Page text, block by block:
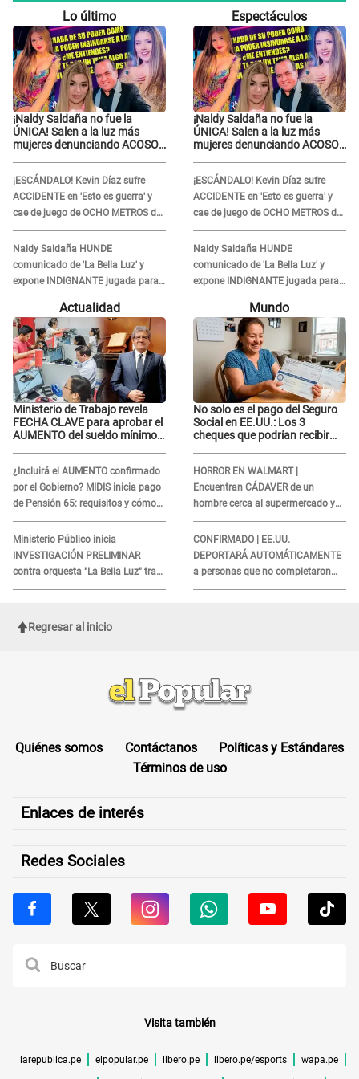
Lo último
¡Naldy Saldaña no fue la
ÚNICA! Salen a la luz más
mujeres denunciando ACOSO
¡ESCÁNDALO! Kevin Díaz sufre
ACCIDENTE en 'Esto es guerra' y
cae de juego de OCHO METROS de
altura: "La colchoneta se rompe..."
Naldy Saldaña HUNDE
comunicado de 'La Bella Luz' y
expone INDIGNANTE jugada para
DEFENDER a director: "Que he
tenido algo..."
Espectáculos
¡Naldy Saldaña no fue la
ÚNICA! Salen a la luz más
mujeres denunciando ACOSO
¡ESCÁNDALO! Kevin Díaz sufre
ACCIDENTE en 'Esto es guerra' y
cae de juego de OCHO METROS de
altura: "La colchoneta se rompe..."
Naldy Saldaña HUNDE
comunicado de 'La Bella Luz' y
expone INDIGNANTE jugada para
DEFENDER a director: "Que he
tenido algo..."
Actualidad
Ministerio de Trabajo revela
FECHA CLAVE para aprobar el
AUMENTO del sueldo mínimo:
¿Incluirá el AUMENTO confirmado
por el Gobierno? MIDIS inicia pago
de Pensión 65: requisitos y cómo
obtener el beneficio economico
Ministerio Público inicia
INVESTIGACIÓN PRELIMINAR
contra orquesta "La Bella Luz" tras
DENUNCIA de Naldy Saldaña
Mundo
No solo es el pago del Seguro
Social en EE.UU.: Los 3
cheques que podrían recibir
HORROR EN WALMART |
Encuentran CÁDAVER de un
hombre cerca al supermercado y
esto reveló la autopsia que le
realizaron
CONFIRMADO | EE.UU.
DEPORTARÁ AUTOMÁTICAMENTE
a personas que no completaron
este formulario clave
Regresar al inicio
Quiénes somos Contáctanos
Políticas y Estándares
Términos de uso
Enlaces de interés
Redes Sociales
Visita también
larepublica.pe elpopular.pe libero.pe libero.pe/esports wapa.pe